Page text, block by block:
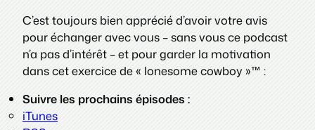
C’est toujours bien apprécié d’avoir votre avis
pour échanger avec vous – sans vous ce podcast
n’a pas d’intérêt – et pour garder la motivation
dans cet exercice de « lonesome cowboy »™ :
Suivre les prochains épisodes :
iTunes